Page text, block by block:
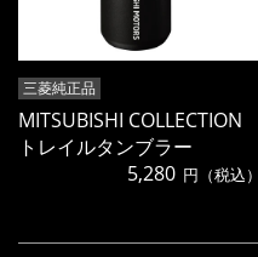
三菱純正品
MITSUBISHI COLLECTION
トレイルタンブラー
5,280 円（税込）